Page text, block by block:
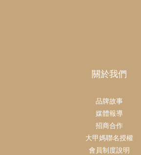
關於我們
品牌故事
媒體報導
招商合作
大甲媽聯名授權
會員制度說明